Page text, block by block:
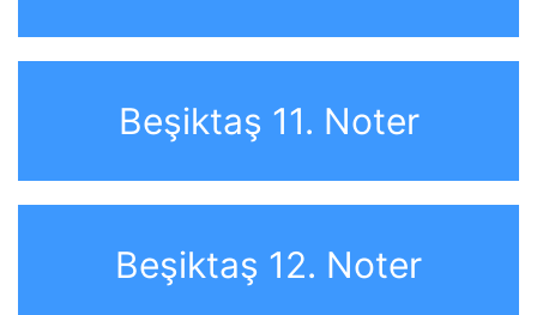
Beşiktaş 11. Noter
Beşiktaş 12. Noter